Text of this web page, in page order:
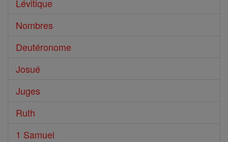
Lévitique
Nombres
Deutéronome
Josué
Juges
Ruth
1 Samuel